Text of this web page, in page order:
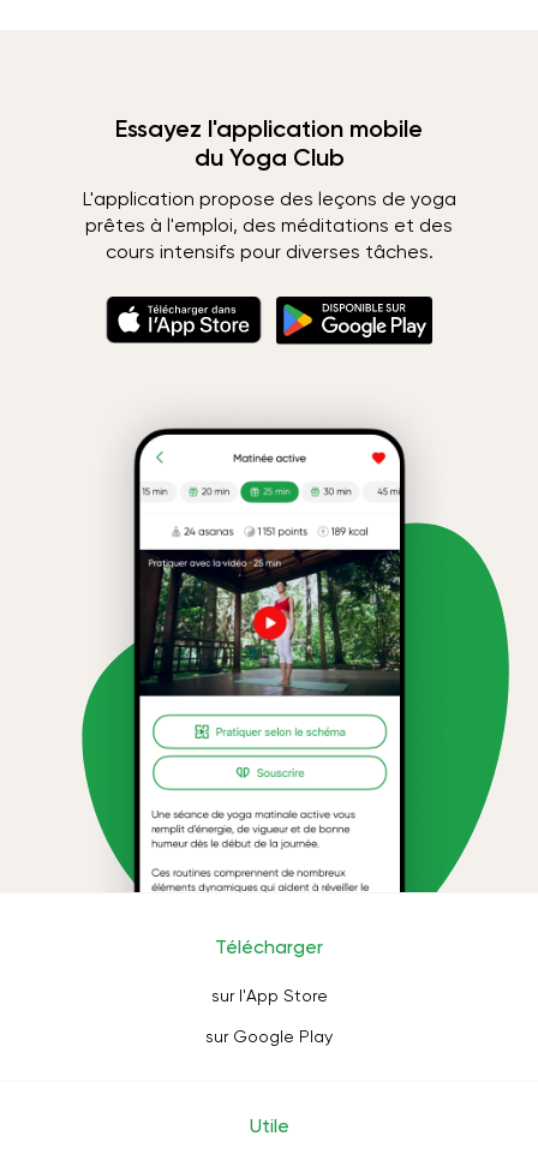
Essayez l'application mobile
du Yoga Club
L'application propose des leçons de yoga
prêtes à l'emploi, des méditations et des
cours intensifs pour diverses tâches.
Télécharger
sur l'App Store
sur Google Play
Utile